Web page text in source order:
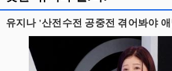
유지나 '산전수전 공중전 겪어봐야